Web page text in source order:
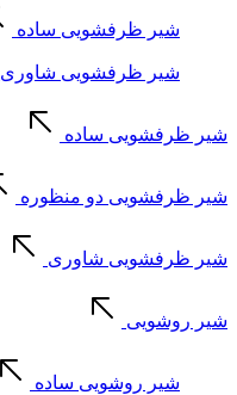
شیر ظرفشویی ساده
شیر ظرفشویی شاوری
شیر ظرفشویی ساده
شیر ظرفشویی دو منظوره
شیر ظرفشویی شاوری
شیر روشویی
شیر روشویی ساده